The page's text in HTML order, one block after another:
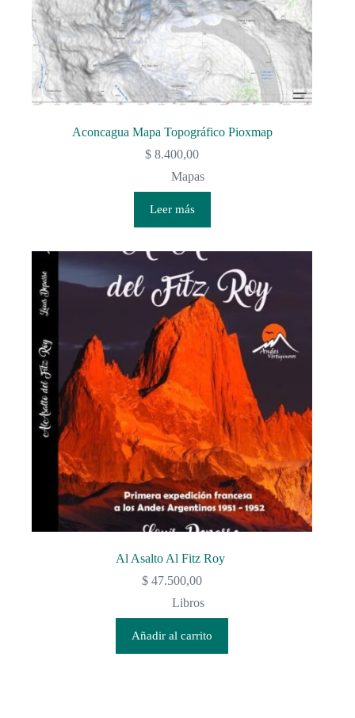
Aconcagua Mapa Topográfico Pioxmap
$ 8.400,00
Mapas
Leer más
Al Asalto Al Fitz Roy
$ 47.500,00
Libros
Añadir al carrito